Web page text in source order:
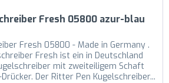
Fresh 05800 azur-blau
Fresh 05800 - Made in Germany .
Fresh ist ein in Deutschland
mit zweiteiligem Schaft
Der Ritter Pen Kugelschreiber...